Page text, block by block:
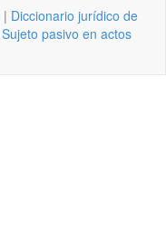
| Diccionario jurídico de
Sujeto pasivo en actos